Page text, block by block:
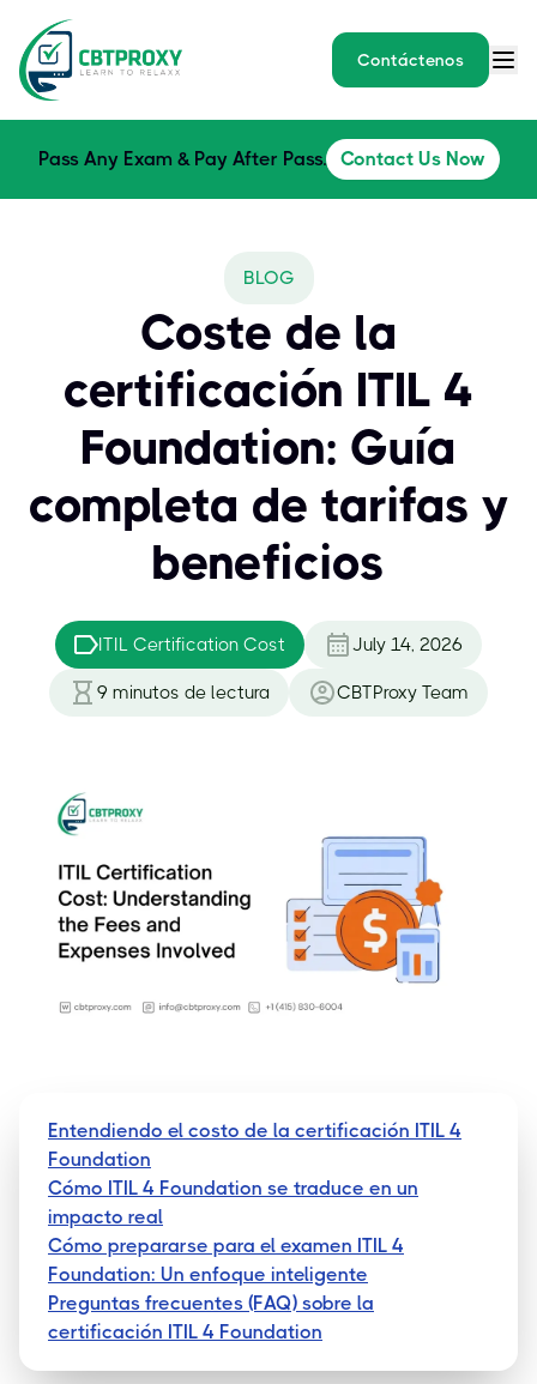
Contáctenos
Pass Any Exam & Pay After Pass. Contact Us Now
BLOG
Coste de la
certificación ITIL 4
Foundation: Guía
completa de tarifas y
beneficios
ITIL Certification Cost July 14, 2026
9 minutos de lectura CBTProxy Team
Entendiendo el costo de la certificación ITIL 4
Foundation
Cómo ITIL 4 Foundation se traduce en un
impacto real
Cómo prepararse para el examen ITIL 4
Foundation: Un enfoque inteligente
Preguntas frecuentes (FAQ) sobre la
certificación ITIL 4 Foundation